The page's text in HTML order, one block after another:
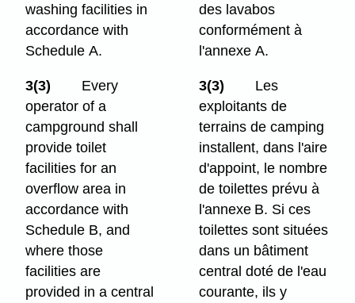
washing facilities in
accordance with
Schedule A.
des lavabos
conformément à
l'annexe A.
3(3)
Every
operator of a
campground shall
provide toilet
facilities for an
overflow area in
accordance with
Schedule B, and
where those
facilities are
provided in a central
3(3)
Les
exploitants de
terrains de camping
installent, dans l'aire
d'appoint, le nombre
de toilettes prévu à
l'annexe B. Si ces
toilettes sont situées
dans un bâtiment
central doté de l'eau
courante, ils y